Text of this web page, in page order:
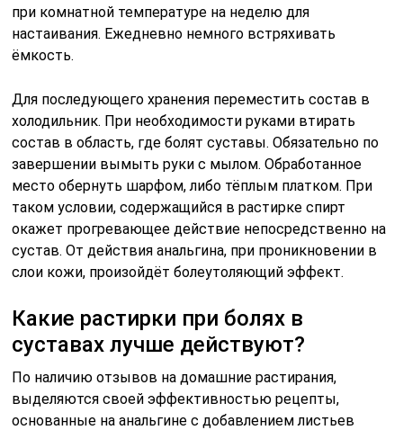
при комнатной температуре на неделю для
настаивания. Ежедневно немного встряхивать
ёмкость.
Для последующего хранения переместить состав в
холодильник. При необходимости руками втирать
состав в область, где болят суставы. Обязательно по
завершении вымыть руки с мылом. Обработанное
место обернуть шарфом, либо тёплым платком. При
таком условии, содержащийся в растирке спирт
окажет прогревающее действие непосредственно на
сустав. От действия анальгина, при проникновении в
слои кожи, произойдёт болеутоляющий эффект.
Какие растирки при болях в
суставах лучше действуют?
По наличию отзывов на домашние растирания,
выделяются своей эффективностью рецепты,
основанные на анальгине с добавлением листьев